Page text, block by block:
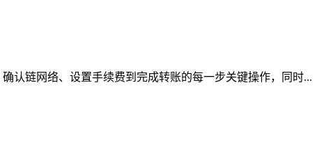
认链网络、设置手续费到完成转账的每一步关键操作，同时...